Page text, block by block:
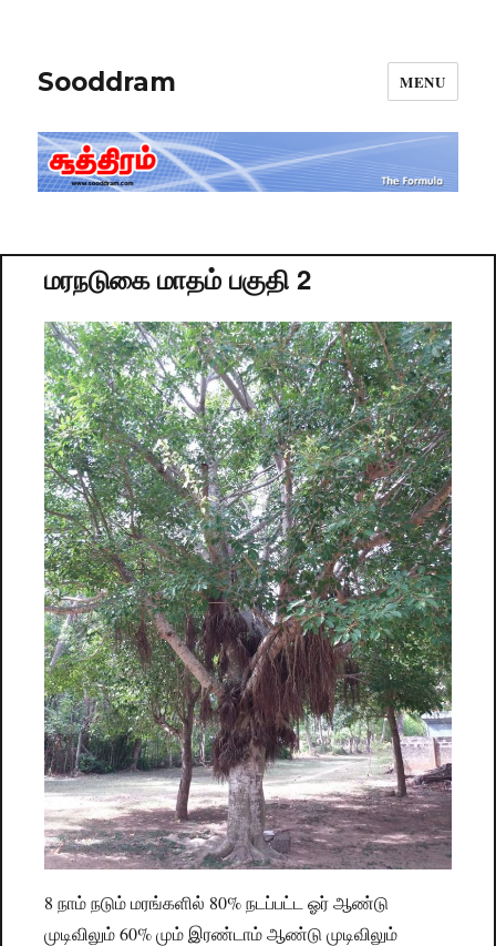
Sooddram MENU
மரநடுகை மாதம் பகுதி 2
8 நாம் நடும் மரங்களில் 80% நடப்பட்ட ஓர் ஆண்டு
முடிவிலும் 60% மும் இரண்டாம் ஆண்டு முடிவிலும்